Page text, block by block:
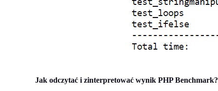
Jak odczytać i zinterpretować wynik PHP Benchmark?